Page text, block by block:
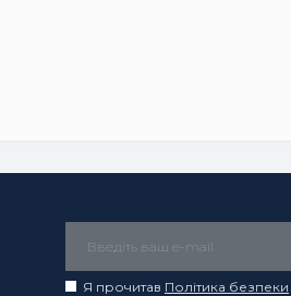
Я прочитав Політика безпеки